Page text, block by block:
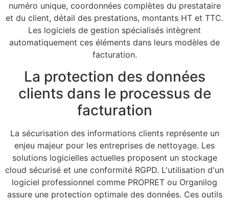
numéro unique, coordonnées complètes du prestataire
et du client, détail des prestations, montants HT et TTC.
Les logiciels de gestion spécialisés intègrent
automatiquement ces éléments dans leurs modèles de
facturation.
La protection des données
clients dans le processus de
facturation
La sécurisation des informations clients représente un
enjeu majeur pour les entreprises de nettoyage. Les
solutions logicielles actuelles proposent un stockage
cloud sécurisé et une conformité RGPD. L'utilisation d'un
logiciel professionnel comme PROPRET ou Organilog
assure une protection optimale des données. Ces outils